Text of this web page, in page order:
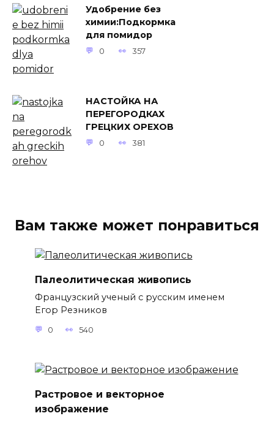
Удобрение без
химии:Подкормка
для помидор
0 357
НАСТОЙКА НА
ПЕРЕГОРОДКАХ
ГРЕЦКИХ ОРЕХОВ
0 381
Вам также может понравиться
Палеолитическая живопись
Французский ученый с русским именем
Егор Резников
0 540
Растровое и векторное
изображение